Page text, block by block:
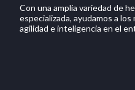
Con una amplia variedad de
especializada, ayudamos a
agilidad e inteligencia en el